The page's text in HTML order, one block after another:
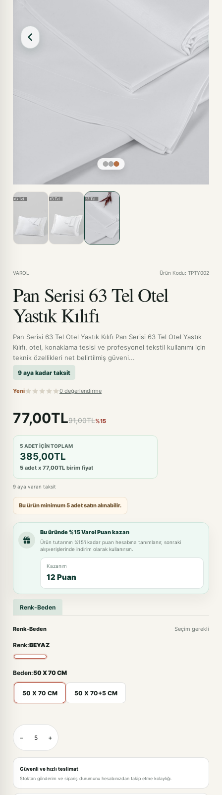
VAROL Ürün Kodu: TPTY002
Pan Serisi 63 Tel Otel
Yastık Kılıfı
Pan Serisi 63 Tel Otel Yastık Kılıfı Pan Serisi 63 Tel Otel Yastık
Kılıfı, otel, konaklama tesisi ve profesyonel tekstil kullanımı için
teknik özellikleri net belirtilmiş güveni...
9 aya kadar taksit
Yeni 0 değerlendirme
77,00TL91,00TL%15
5 ADET IÇIN TOPLAM
385,00TL
5 adet x 77,00TL birim fiyat
9 aya varan taksit
Bu ürün minimum 5 adet satın alınabilir.
Bu üründe %15 Varol Puan kazan
Ürün tutarının %15'i kadar puan hesabına tanımlanır, sonraki
alışverişlerinde indirim olarak kullanırsın.
Kazanım
12 Puan
Renk-Beden
Renk-Beden Seçim gerekli
Renk:BEYAZ
Beden:50 X 70 CM
50 X 70 CM 50 X 70+5 CM
BEYAZ-50 X 70+5 CM · +52,00TL
− +
Güvenli ve hızlı teslimat
Stoktan gönderim ve sipariş durumunu hesabınızdan takip etme kolaylığı.